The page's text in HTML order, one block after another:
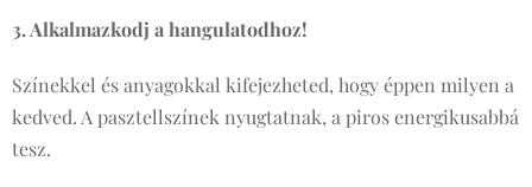
3. Alkalmazkodj a hangulatodhoz!
Színekkel és anyagokkal kifejezheted, hogy éppen milyen a
kedved. A pasztellszínek nyugtatnak, a piros energikusabbá
tesz.